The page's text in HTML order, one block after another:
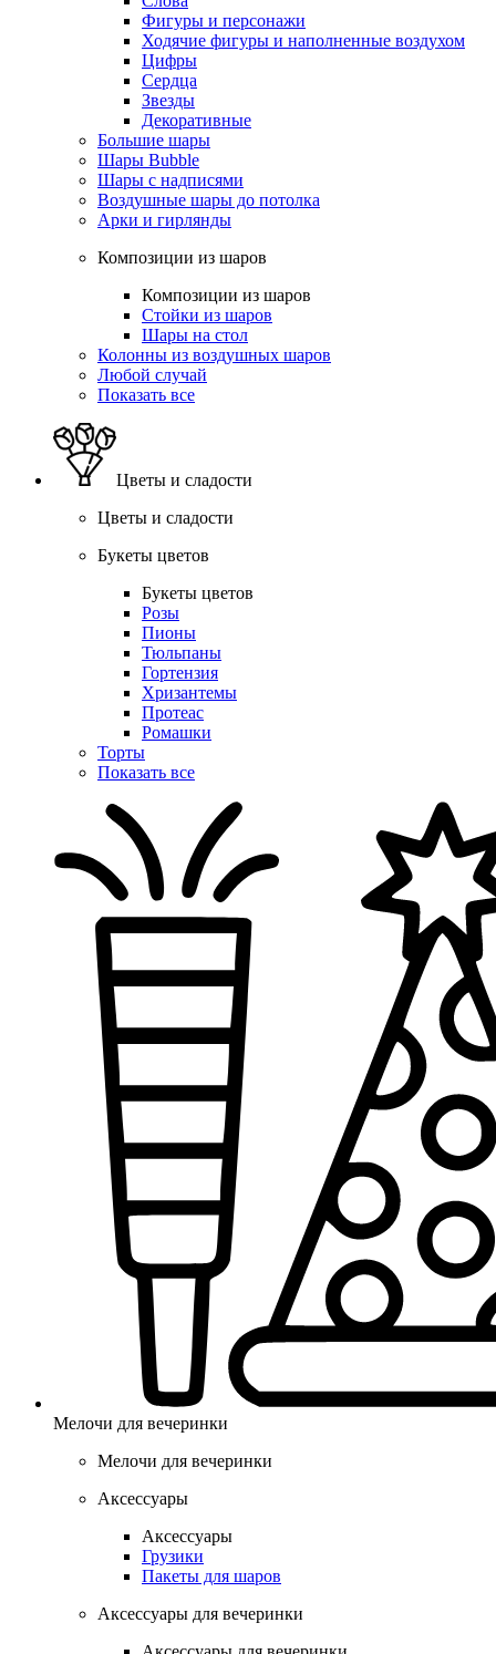
Фигуры и персонажи
Ходячие фигуры и наполненные воздухом
Цифры
Сердца
Звезды
Декоративные
Большие шары
Шары Bubble
Шары с надписями
Воздушные шары до потолка
Арки и гирлянды
Композиции из шаров
Композиции из шаров
Стойки из шаров
Шары на стол
Колонны из воздушных шаров
Любой случай
Показать все
Цветы и сладости
Цветы и сладости
Букеты цветов
Букеты цветов
Розы
Пионы
Тюльпаны
Гортензия
Хризантемы
Протеас
Ромашки
Торты
Показать все
Мелочи для вечеринки
Мелочи для вечеринки
Аксессуары
Аксессуары
Грузики
Пакеты для шаров
Аксессуары для вечеринки